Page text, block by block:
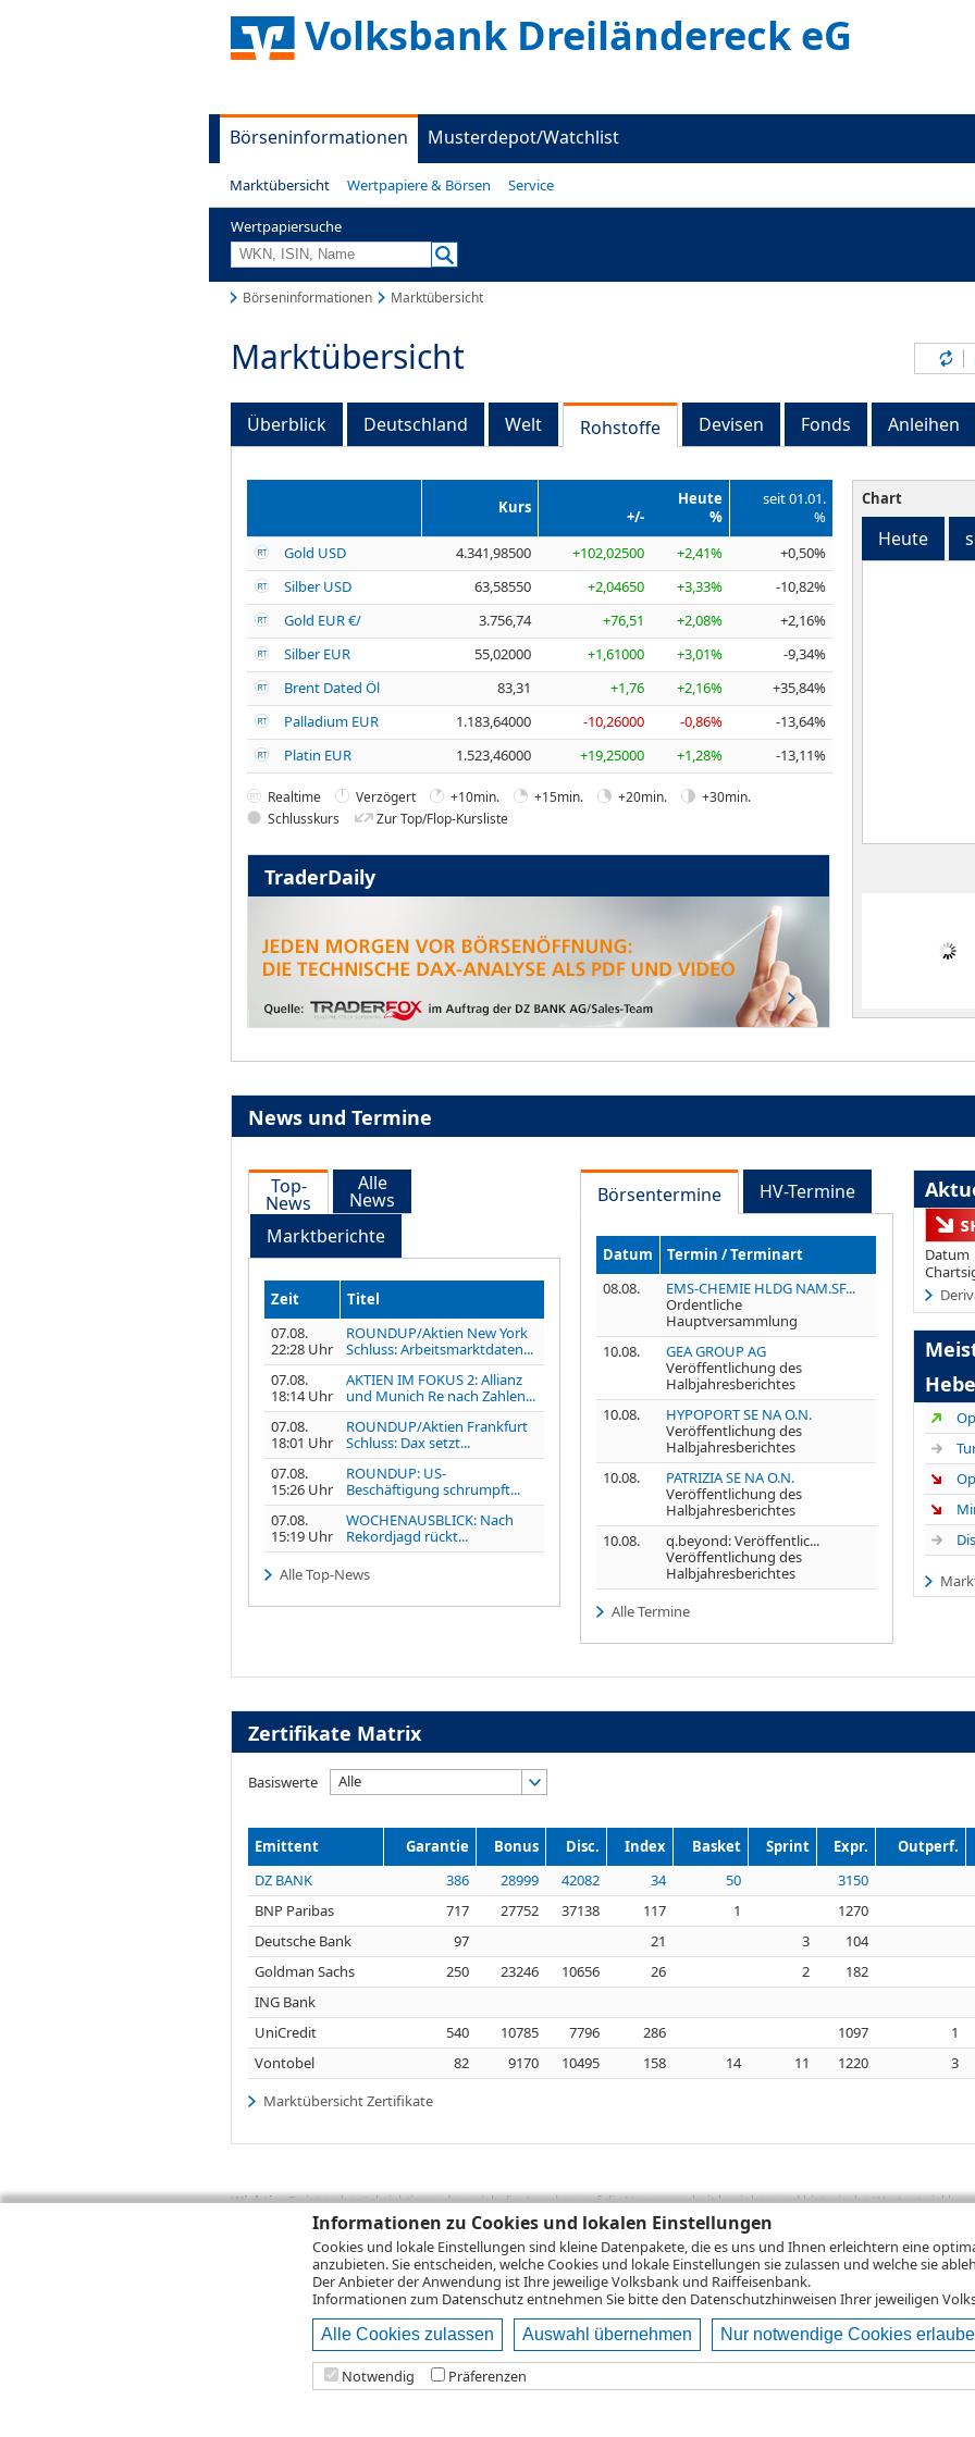
Informationen zu Cookies und lokalen Einstellungen
Cookies und lokale Einstellungen sind kleine Datenpakete, die es uns und Ihnen erleichtern eine
anzubieten. Sie entscheiden, welche Cookies und lokale Einstellungen sie zulassen und welche sie
Der Anbieter der Anwendung ist Ihre jeweilige Volksbank und Raiffeisenbank.
Informationen zum Datenschutzentnehmen Sie bitte den Datenschutzhinweisen Ihrer jeweiligen
Alle Cookies zulassen Auswahl übernehmen Nur notwendige Cookies
Notwendig Präferenzen
Volksbank Dreiländereck eG
Börseninformationen Musterdepot/Watchlist
Marktübersicht Wertpapiere & Börsen Service
Wertpapiersuche
Börseninformationen Marktübersicht
Marktübersicht
Überblick Deutschland Welt Rohstoffe Devisen Fonds Anleihen
Kurs Heute
seit 01.01.
+/-
%
%
Gold USD
4.341,98500 +102,02500 +2,41%
+0,50%
Silber USD
63,58550 +2,04650 +3,33%
-10,82%
Gold EUR €/
3.756,74 +76,51 +2,08%
+2,16%
Silber EUR
55,02000 +1,61000 +3,01%
-9,34%
Brent Dated Öl
83,31 +1,76 +2,16%
+35,84%
Palladium EUR
1.183,64000 -10,26000 -0,86%
-13,64%
Platin EUR
1.523,46000 +19,25000 +1,28% -13,11%
Realtime Verzögert +10min. +15min. +20min.
+30min.
Schlusskurs
Zur Top/Flop-Kursliste
TraderDaily
Chart
Heute
News und Termine
Top-
News
Alle
News
Marktberichte
Zeit
Titel
07.08.
22:28 Uhr
ROUNDUP/Aktien New York
Schluss: Arbeitsmarktdaten...
07.08.
18:14 Uhr
AKTIEN IM FOKUS 2: Allianz
und Munich Re nach Zahlen...
07.08.
18:01 Uhr
ROUNDUP/Aktien Frankfurt
Schluss: Dax setzt...
07.08.
15:26 Uhr
ROUNDUP: US-
Beschäftigung schrumpft...
07.08.
15:19 Uhr
WOCHENAUSBLICK: Nach
Rekordjagd rückt...
Alle Top-News
Börsentermine HV-Termine
Datum
Termin / Terminart
08.08.
EMS-CHEMIE HLDG NAM.SF...
Ordentliche
Hauptversammlung
10.08.
GEA GROUP AG
Veröffentlichung des
Halbjahresberichtes
10.08.
HYPOPORT SE NA O.N.
Veröffentlichung des
Halbjahresberichtes
10.08.
PATRIZIA SE NA O.N.
Veröffentlichung des
Halbjahresberichtes
10.08.
q.beyond: Veröffentlic...
Veröffentlichung des
Halbjahresberichtes
Alle Termine
Datum
Zertifikate Matrix
Basiswerte Alle
Emittent Garantie Bonus Disc. Index Basket Sprint Expr. Outperf.
DZ BANK
386 28999 42082 34 50 3150
BNP Paribas
717 27752 37138 117 1 1270
Deutsche Bank
97 21 3
104
Goldman Sachs
250 23246 10656 26 2 182
ING Bank
UniCredit
540 10785 7796 286 1097 1
Vontobel
82 9170 10495 158 14 11 1220 3
Marktübersicht Zertifikate
Wichtig:Es ist zu berücksichtigen, dass sich die Angaben auf die Vergangenheit beziehen und historische
zukünftige Ergebnisse darstellen. Bei Performanceangaben handelt es sich stets um Bruttowertangaben. Bei
Provisionen, Gebühren und andere Entgelte), die beim Erwerb von Wertpapieren in der Regel anfallen, nicht berücksichtigt.
Depotgebühren hinzu. Mit dem Wertentwicklungsrechner können Sie auf den einzelnen Wertpapierseiten Ihre individuell
Performance, die sich unter Berücksichtigung sämtlicher Transaktionskosten und etwaigen Depotgebühren ergibt,
kann die Rendite zudem infolge von Währungsschwankungen steigen oder fallen.
DZ BANK AGBitte beachten Sie dieNutzungsbedingungen Impressum Datenschutz
Hilfe
2026 Infront Financial Technology GmbH